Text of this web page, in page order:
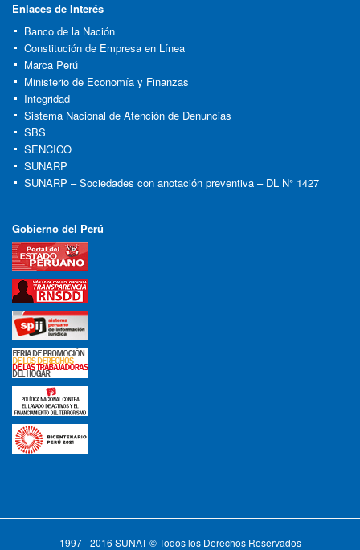
Enlaces de Interés
Banco de la Nación
Constitución de Empresa en Línea
Marca Perú
Ministerio de Economía y Finanzas
Integridad
Sistema Nacional de Atención de Denuncias
SBS
SENCICO
SUNARP
SUNARP – Sociedades con anotación preventiva – DL N° 1427
Gobierno del Perú
1997 - 2016 SUNAT © Todos los Derechos Reservados